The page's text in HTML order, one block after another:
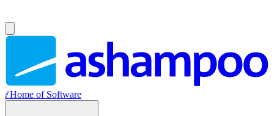
//Home of Software